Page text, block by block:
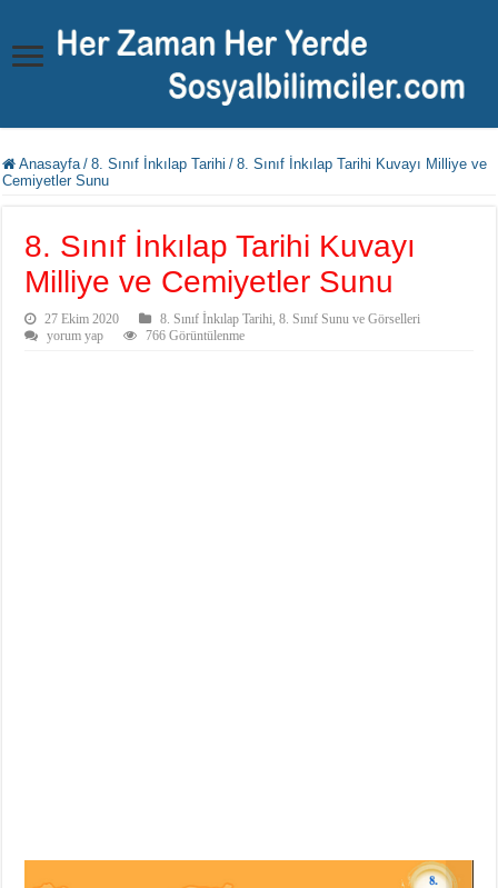
Anasayfa / 8. Sınıf İnkılap Tarihi / 8. Sınıf İnkılap Tarihi Kuvayı Milliye ve
Cemiyetler Sunu
8. Sınıf İnkılap Tarihi Kuvayı
Milliye ve Cemiyetler Sunu
27 Ekim 2020 8. Sınıf İnkılap Tarihi ,8. Sınıf Sunu ve Görselleri
yorum yap
766 Görüntülenme